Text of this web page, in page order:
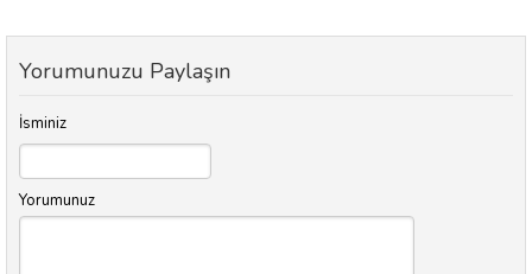
Yorumunuzu Paylaşın
İsminiz
Yorumunuz